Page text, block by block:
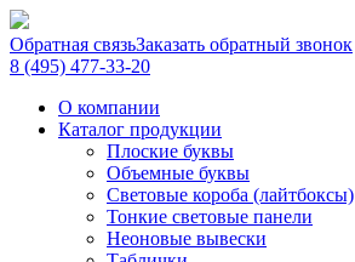
Обратная связьЗаказать обратный звонок
8 (495) 477-33-20
О компании
Каталог продукции
Плоские буквы
Объемные буквы
Световые короба (лайтбоксы)
Тонкие световые панели
Неоновые вывески